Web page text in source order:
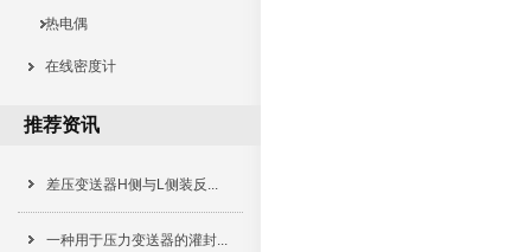
热电偶
在线密度计
推荐资讯
差压变送器H侧与L侧装反...
一种用于压力变送器的灌封...